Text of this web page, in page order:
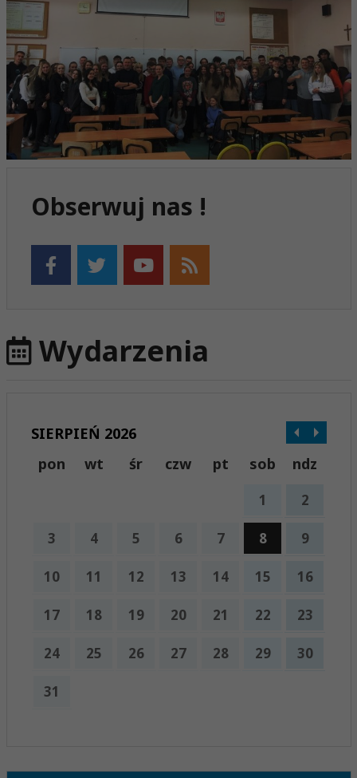
Obserwuj nas !
Wydarzenia
SIERPIEŃ 2026
pon
wt śr czw pt sob ndz
1 2
3 4 5 6 7 8 9
10 11 12 13 14 15 16
17 18 19 20 21 22 23
24 25 26 27 28 29 30
31